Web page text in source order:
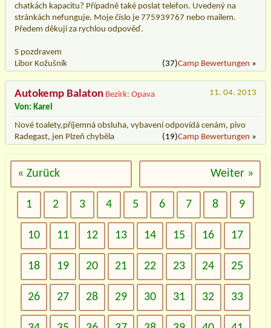
chatkách kapacitu? Případně také poslat telefon. Uvedený na
stránkách nefunguje. Moje číslo je 775939767 nebo mailem.
Předem děkuji za rychlou odpověď.
S pozdravem
Libor Kožušník
(37)Camp Bewertungen »
Autokemp Balaton Bezirk: Opava
11. 04. 2013
Von: Karel
Nové toalety,příjemná obsluha, vybavení odpovídá cenám, pivo
Radegast, jen Plzeň chyběla
(19)Camp Bewertungen »
« Zurück Weiter »
1 2 3 4 5 6 7 8 9
10 11 12 13 14 15 16 17
18 19 20 21 22 23 24 25
26 27 28 29 30 31 32 33